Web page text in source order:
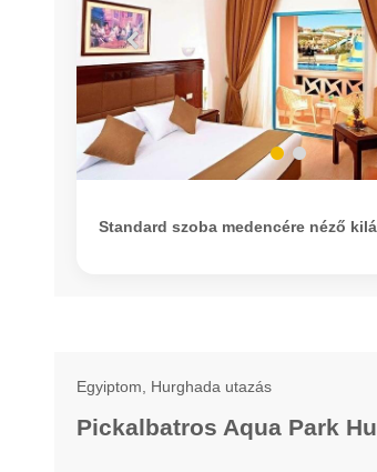
Standard szoba medencére néző
Egyiptom, Hurghada utazás
Pickalbatros Aqua Park